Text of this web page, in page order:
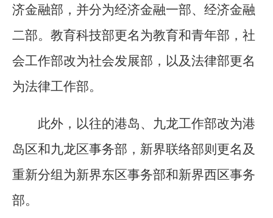
济金融部，并分为经济金融一部、经济金融
二部。教育科技部更名为教育和青年部，社
会工作部改为社会发展部，以及法律部更名
为法律工作部。
此外，以往的港岛、九龙工作部改为港
岛区和九龙区事务部，新界联络部则更名及
重新分组为新界东区事务部和新界西区事务
部。